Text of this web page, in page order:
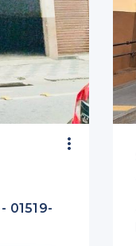
01519-